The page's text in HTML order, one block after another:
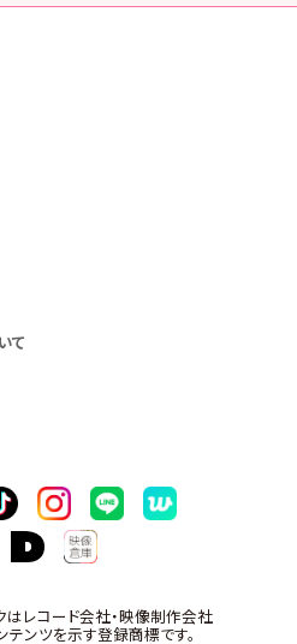
て
はレコード会社・映像制作会社
ンツを示す登録商標です。